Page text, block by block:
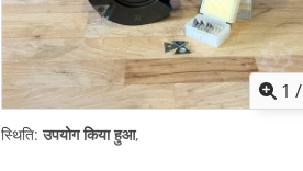
1 /
स्थिति:उपयोग किया हुआ,